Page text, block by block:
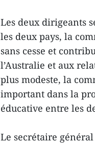
Les deux dirigeants
les deux pays, la
sans cesse et
l’Australie et aux
plus modeste, la
important dans la
éducative entre les
Le secrétaire